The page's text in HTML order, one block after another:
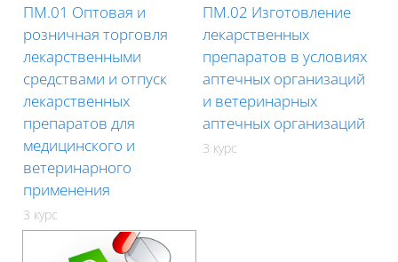
ПМ.01 Оптовая и
розничная торговля
лекарственными
средствами и отпуск
лекарственных
препаратов для
медицинского и
ветеринарного
применения
3 курс
ПМ.02 Изготовление
лекарственных
препаратов в условиях
аптечных организаций
и ветеринарных
аптечных организаций
3 курс